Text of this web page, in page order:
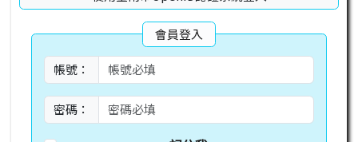
會員登入
帳號：
密碼：